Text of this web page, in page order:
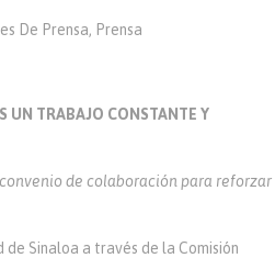
De Prensa, Prensa
UN TRABAJO CONSTANTE Y
convenio de colaboración para reforzar
de Sinaloa a través de la Comisión